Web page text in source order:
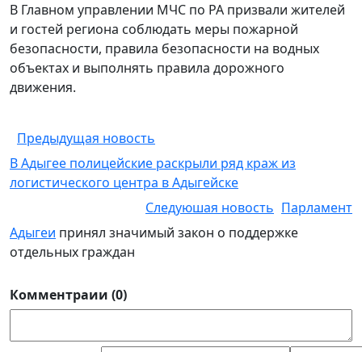
В Главном управлении МЧС по РА призвали жителей
и гостей региона соблюдать меры пожарной
безопасности, правила безопасности на водных
объектах и выполнять правила дорожного
движения.
Предыдущая новость
В Адыгее полицейские раскрыли ряд краж из
логистического центра в Адыгейске
Следуюшая новость Парламент
Адыгеи принял значимый закон о поддержке
отдельных граждан
Комментраии (0)